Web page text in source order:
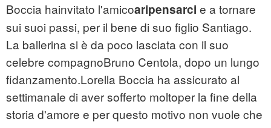
Boccia hainvitato l'amicoaripensarci e a tornare
sui suoi passi, per il bene di suo figlio Santiago.
La ballerina si è da poco lasciata con il suo
celebre compagnoBruno Centola, dopo un lungo
fidanzamento.Lorella Boccia ha assicurato al
settimanale di aver sofferto moltoper la fine della
storia d'amore e per questo motivo non vuole che